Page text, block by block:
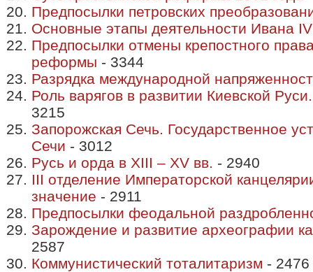
Предпосылки петровских
Основные этапы деятельности Ивана IV
Предпосылки отмены крепостного
реформы - 3344
Разрядка международной
Роль варягов в развитии Киевской
3215
Запорожская Сечь. Государственное
Сечи - 3012
Русь и орда в XIII – XV вв. - 2940
III отделение Императорской
значение - 2911
Предпосылки феодальной
Зарождение и развитие археографии
2587
Коммунистический тоталитаризм - 2476